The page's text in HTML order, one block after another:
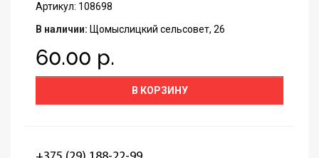
Артикул: 108698
В наличии: Щомыслицкий сельсовет, 26
60.00 р.
В КОРЗИНУ